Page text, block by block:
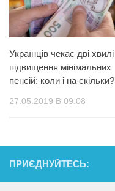
Українців чекає дві хвилі
підвищення мінімальних
пенсій: коли і на скільки?
27.05.2019 В 09:08
ПРИЄДНУЙТЕСЬ: